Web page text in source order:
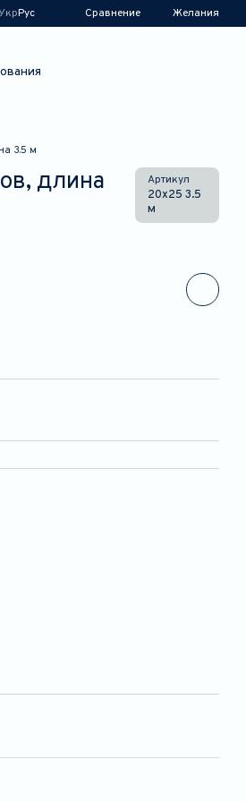
Рус Сравнение Желания
3.5 м
длина
Артикул
20х25 3.5
м